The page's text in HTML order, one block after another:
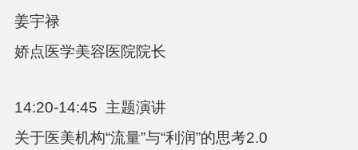
姜宇禄
娇点医学美容医院院长
14:20-14:45 主题演讲
关于医美机构“流量”与“利润”的思考2.0